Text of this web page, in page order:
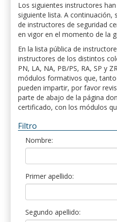
Los siguientes instructores
siguiente lista. A continuación,
de instructores de seguridad
en vigor en el momento de la
En la lista pública de
instructores de los distintos
PN, LA, NA, PB/PS, RA, SP y
módulos formativos que,
pueden impartir, por favor
parte de abajo de la página
certificado, con los módulos
Filtro
Nombre:
Primer apellido:
Segundo apellido: